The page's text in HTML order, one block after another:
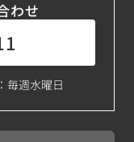
わせ
毎週水曜日